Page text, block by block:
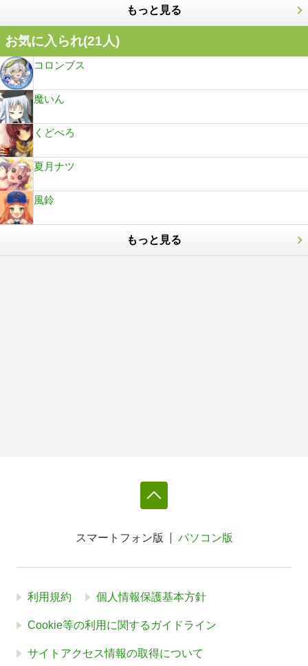
もっと見る
お気に入られ(21人)
コロンブス
魔いん
くどぺろ
夏月ナツ
風鈴
もっと見る
スマートフォン版 パソコン版
利用規約 個人情報保護基本方針
Cookie等の利用に関するガイドライン
サイトアクセス情報の取得について